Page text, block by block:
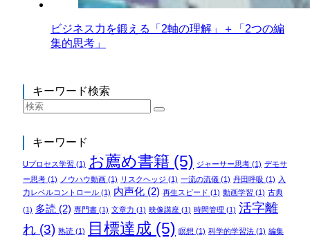
ビジネス力を鍛える「2軸の理解」＋「2つの編
集的思考」
キーワード検索
キーワード
Uプロセス学習 (1) お薦め書籍 (5) ジャーサー思考(1) デモサ
ー思考(1) ノウハウ動画(1) リスクヘッジ (1) 一流の流儀(1) 丹田呼吸 (1) 入
力レベルコントロール(1) 内声化(2) 再生スピード (1) 動画学習 (1) 古典
(1) 多読 (2) 専門書(1) 文章力 (1) 映像講座(1) 時間管理 (1) 活字離
れ(3) 熟読(1) 目標達成 (5) 瞑想 (1) 科学的学習法(1) 編集